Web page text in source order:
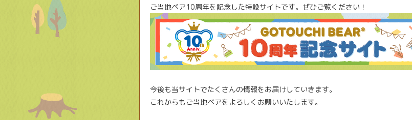
ご当地ベア10周年を記念した特設サイトです。ぜひご覧ください！
今後も当サイトでたくさんの情報をお届けしていきます。
これからもご当地ベアをよろしくお願いいたします。